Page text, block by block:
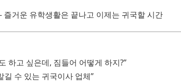
거운 유학생활은 끝나고 이제는 귀국할 시간
하고 싶은데, 짐들어 어떻게 하지?”
길 수 있는 귀국이사 업체”